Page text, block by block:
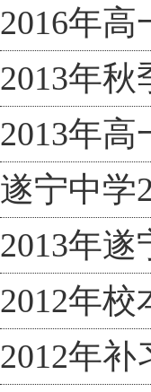
2016年
2013年
2013年
遂宁中学
2013年
2012年
2012年